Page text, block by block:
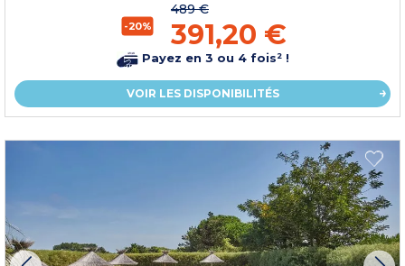
-20%
489 €
391,20 €
Payez en 3 ou 4 fois² !
VOIR LES DISPONIBILITÉS